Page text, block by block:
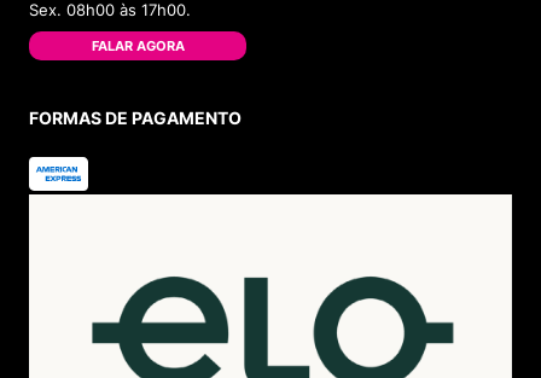
Sex. 08h00 às 17h00.
FALAR AGORA
FORMAS DE PAGAMENTO